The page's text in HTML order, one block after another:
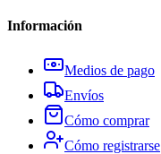
Información
Medios de pago
Envíos
Cómo comprar
Cómo registrarse